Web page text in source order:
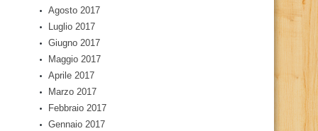
Agosto 2017
Luglio 2017
Giugno 2017
Maggio 2017
Aprile 2017
Marzo 2017
Febbraio 2017
Gennaio 2017